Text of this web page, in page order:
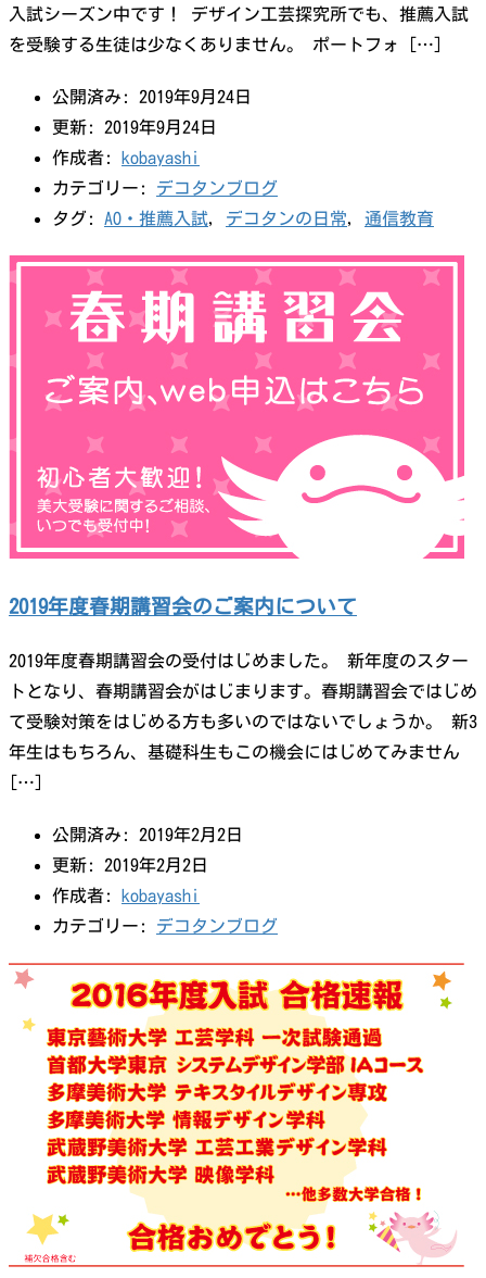
入試シーズン中です！ デザイン工芸探究所でも、推薦入試
を受験する生徒は少なくありません。 ポートフォ […]
公開済み: 2019年9月24日
更新: 2019年9月24日
作成者:
kobayashi
カテゴリー: デコタンブログ
タグ: AO・推薦入試, デコタンの日常, 通信教育
2019年度春期講習会のご案内について
2019年度春期講習会の受付はじめました。 新年度のスター
トとなり、春期講習会がはじまります。春期講習会ではじめ
て受験対策をはじめる方も多いのではないでしょうか。 新3
年生はもちろん、基礎科生もこの機会にはじめてみません
[…]
公開済み: 2019年2月2日
更新: 2019年2月2日
作成者:
kobayashi
カテゴリー: デコタンブログ